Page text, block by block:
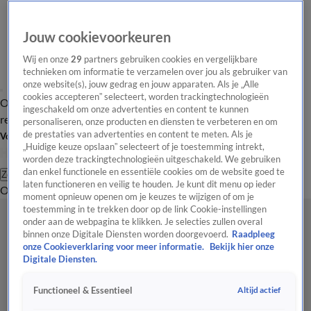
Overzicht Laatste nieuws Regionieuws Het beste van Hart
Tip de
redactie
Volg Hart van Nederland
Zoeken
OverzichtRegioUitzendingenWeerTip de redactiePanelVideo's
Jouw cookievoorkeuren
Wij en onze29 partners gebruiken cookies en vergelijkbare
technieken om informatie te verzamelen over jou als gebruiker van
onze website(s), jouw gedrag en jouw apparaten. Als je „Alle
cookies accepteren” selecteert, worden trackingtechnologieën
ingeschakeld om onze advertenties en content te kunnen
personaliseren, onze producten en diensten te verbeteren en om
de prestaties van advertenties en content te meten. Als je
„Huidige keuze opslaan” selecteert of je toestemming intrekt,
worden deze trackingtechnologieën uitgeschakeld. We gebruiken
dan enkel functionele en essentiële cookies om de website goed te
laten functioneren en veilig te houden. Je kunt dit menu op ieder
moment opnieuw openen om je keuzes te wijzigen of om je
toestemming in te trekken door op de link Cookie-instellingen
onder aan de webpagina te klikken. Je selecties zullen overal
binnen onze Digitale Diensten worden doorgevoerd. Raadpleeg
onze Cookieverklaring voor meer informatie.
Bekijk hier onze
Digitale Diensten.
Functioneel & Essentieel Altijd actief